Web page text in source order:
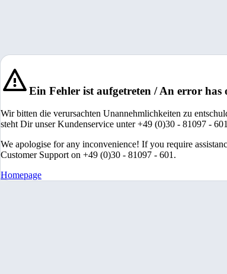
Ein Fehler ist aufgetreten / An error has
Wir bitten die verursachten Unannehmlichkeiten zu
steht Dir unser Kundenservice unter +49 (0)30 - 81097 -
We apologise for any inconvenience! If you require
Customer Support on +49 (0)30 - 81097 - 601.
Homepage